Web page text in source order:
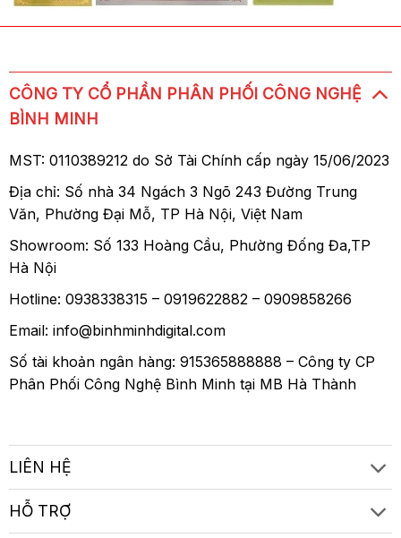
CÔNG TY CỔ PHẦN PHÂN PHỐI CÔNG NGHỆ
BÌNH MINH
MST: 0110389212 do Sở Tài Chính cấp ngày 15/06/2023
Địa chỉ: Số nhà 34 Ngách 3 Ngõ 243 Đường Trung
Văn, Phường Đại Mỗ, TP Hà Nội, Việt Nam
Showroom: Số 133 Hoàng Cầu, Phường Đống Đa,TP
Hà Nội
Hotline: 0938338315 – 0919622882 – 0909858266
Email: info@binhminhdigital.com
Số tài khoản ngân hàng: 915365888888 – Công ty CP
Phân Phối Công Nghệ Bình Minh tại MB Hà Thành
LIÊN HỆ
HỖ TRỢ